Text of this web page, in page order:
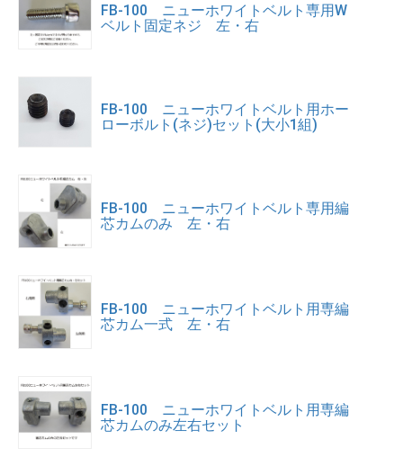
FB-100 ニューホワイトベルト専用W
ベルト固定ネジ 左・右
FB-100 ニューホワイトベルト用ホー
ローボルト(ネジ)セット(大小1組)
FB-100 ニューホワイトベルト専用編
芯カムのみ 左・右
FB-100 ニューホワイトベルト用専編
芯カム一式 左・右
FB-100 ニューホワイトベルト用専編
芯カムのみ左右セット